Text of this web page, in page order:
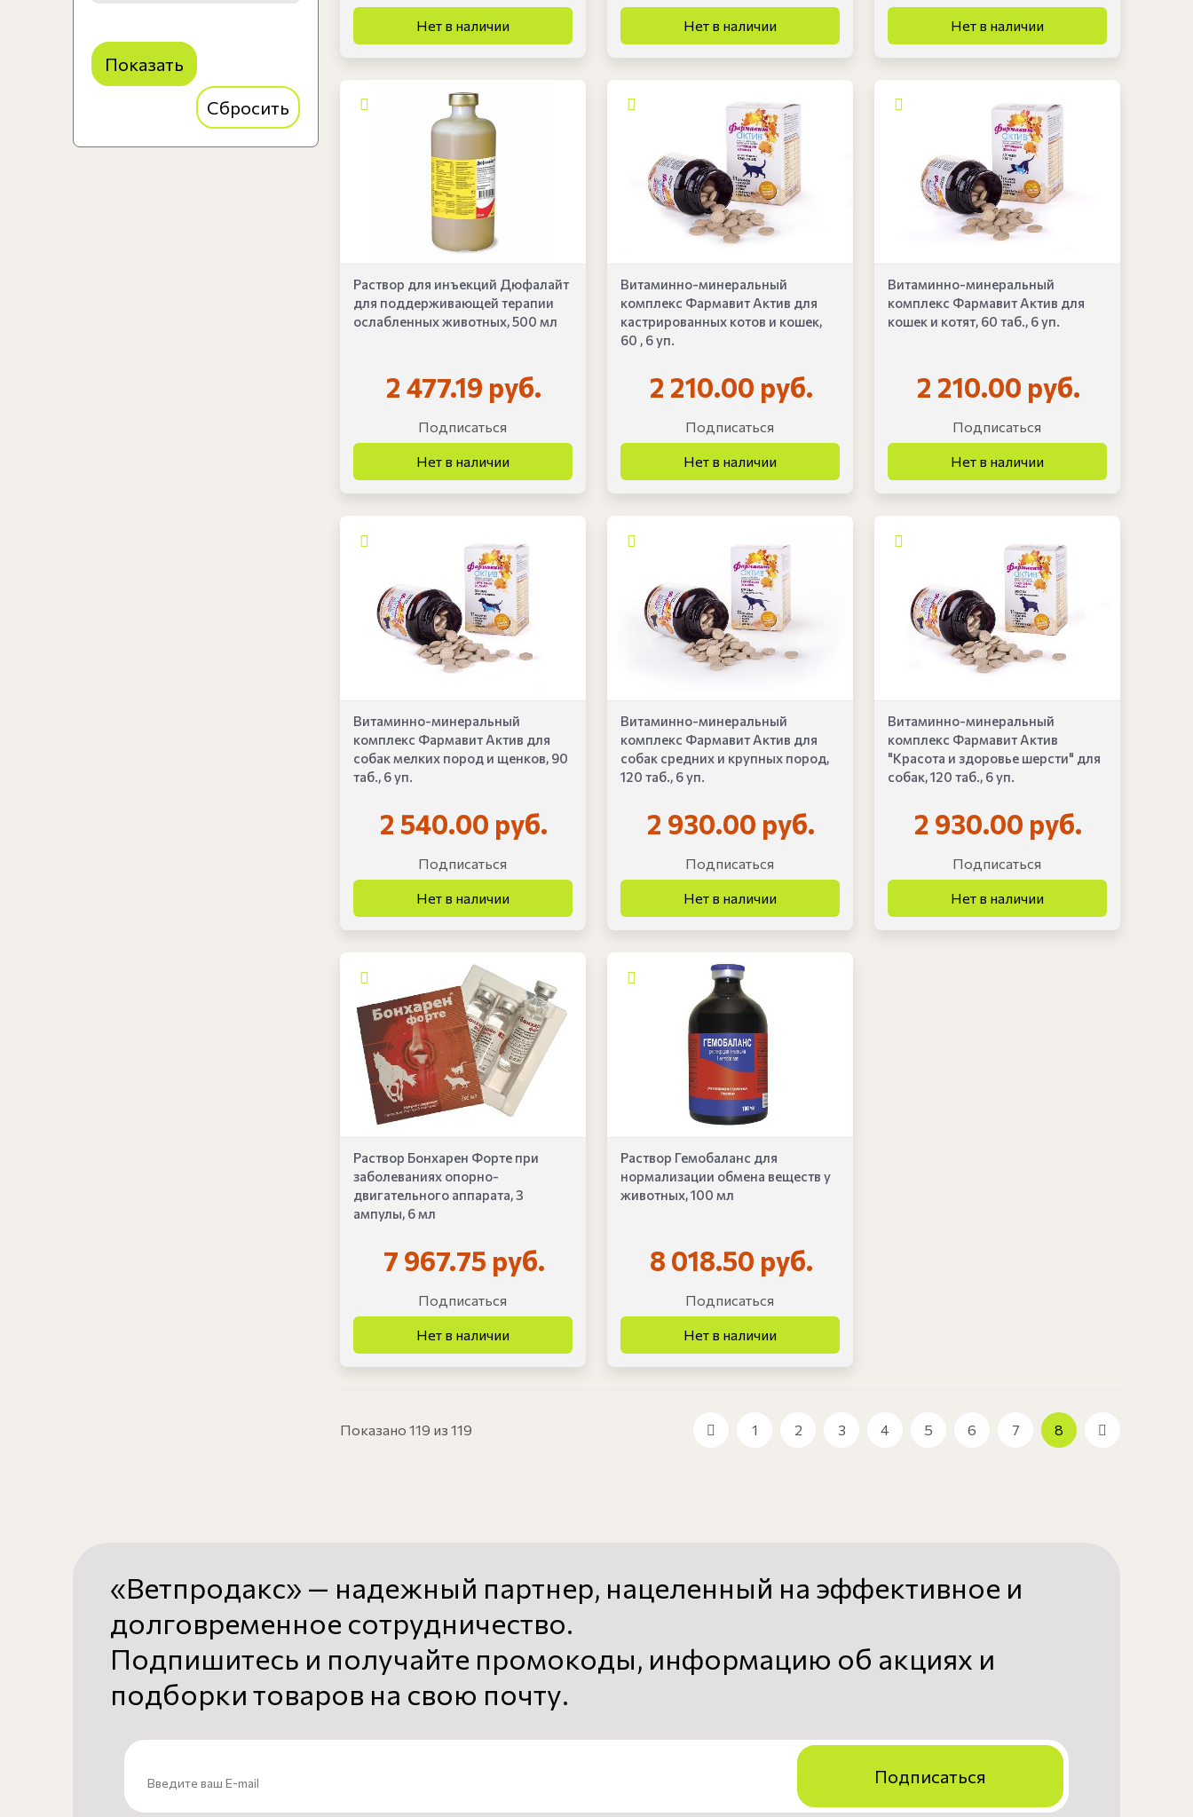
Раствор для инъекций Дюфалайт
для поддерживающей терапии
ослабленных животных, 500 мл
2 477.19 руб.
Подписаться
Витаминно-минеральный
комплекс Фармавит Актив для
кастрированных котов и кошек,
60 , 6 уп.
2 210.00 руб.
Подписаться
Витаминно-минеральный
комплекс Фармавит Актив для
кошек и котят, 60 таб., 6 уп.
2 210.00 руб.
Подписаться
Витаминно-минеральный
комплекс Фармавит Актив для
собак мелких пород и щенков, 90
таб., 6 уп.
2 540.00 руб.
Подписаться
Витаминно-минеральный
комплекс Фармавит Актив для
собак средних и крупных пород,
120 таб., 6 уп.
2 930.00 руб.
Подписаться
Витаминно-минеральный
комплекс Фармавит Актив
"Красота и здоровье шерсти" для
собак, 120 таб., 6 уп.
2 930.00 руб.
Подписаться
Раствор Бонхарен Форте при
заболеваниях опорно-
двигательного аппарата, 3
ампулы, 6 мл
7 967.75 руб.
Подписаться
Раствор Гемобаланс для
нормализации обмена веществ у
животных, 100 мл
8 018.50 руб.
Подписаться
Показано 119 из 119 1 2 3 4 5 6 7 8
«Ветпродакс» — надежный партнер, нацеленный на эффективное и
долговременное сотрудничество.
Подпишитесь и получайте промокоды, информацию об акциях и
подборки товаров на свою почту.
Подписаться